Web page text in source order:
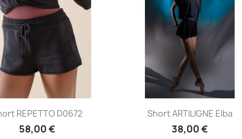
Aperçu rapide
REPETTO D0672
58,00 €
Aperçu rapide
Short ARTILIGNE Elba
38,00 €